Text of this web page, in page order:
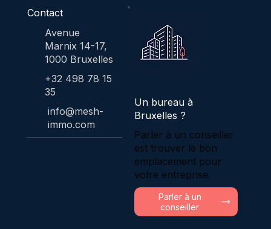
Contact
Avenue
Marnix 14-17,
1000 Bruxelles
+32 498 78 15
35
info@mesh-
immo.com
Un bureau à
Bruxelles ?
Parler à un conseiller
est trouver le bon
emplacement pour
votre entreprise.
Parler à un
conseiller